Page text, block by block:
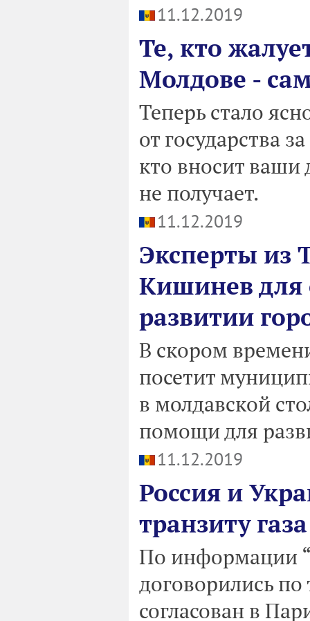
11.12.2019
Те, кто
Молдове -
Теперь стало
от государства
кто вносит ваши
не получает.
11.12.2019
Эксперты из
Кишинев для
развитии
В скором
посетит
в молдавской
помощи для
11.12.2019
Россия и
транзиту газа
По информации
договорились по
согласован в